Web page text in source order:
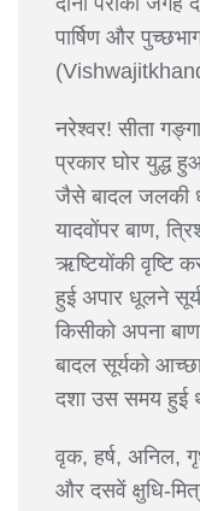
पार्षिण और
नरेश्वर! सीता
प्रकार घोर युद्ध
जैसे बादल जलकी
यादवोंपर बाण,
ऋष्टियोंकी वृष्टि
हुई अपार धूलने
किसीको अपना
बादल सूर्यको
दशा उस समय हुई
वृक, हर्ष, अनिल,
और दसवें क्षुधि-